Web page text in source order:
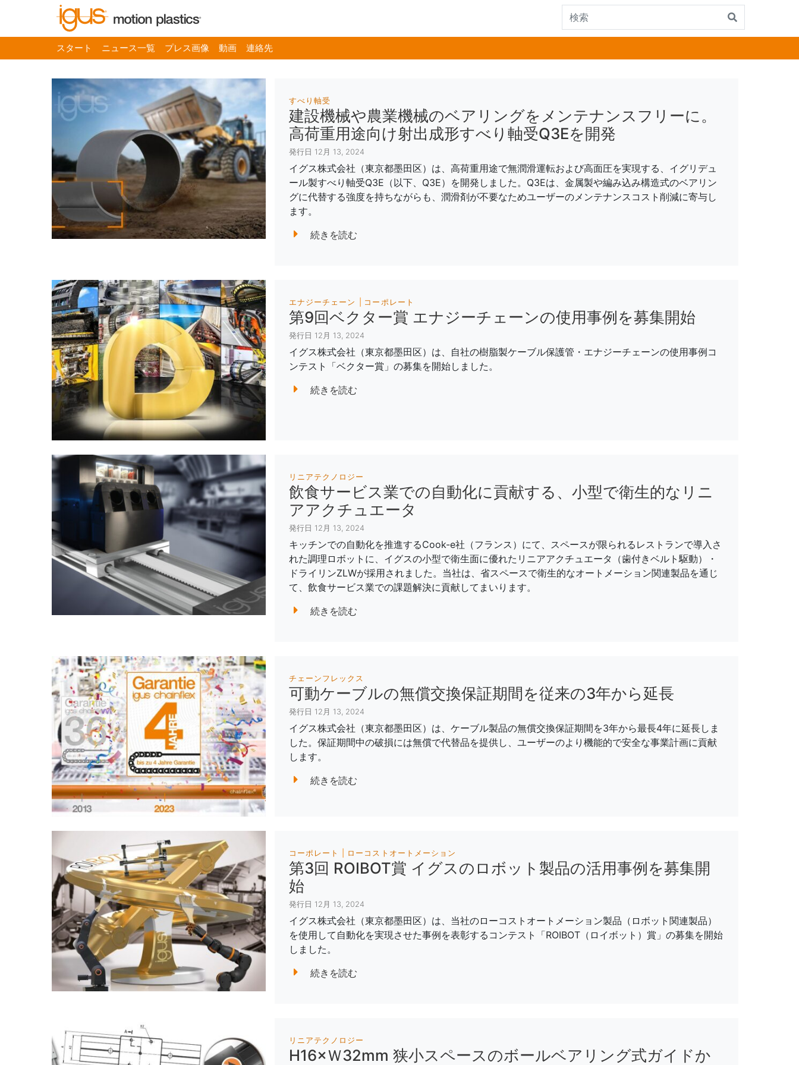
スタート ニュース一覧 プレス画像 動画 連絡先
すべり軸受
建設機械や農業機械のベアリングをメンテナンスフリーに。
高荷重用途向け射出成形すべり軸受Q3Eを開発
発行日 12月 13, 2024
イグス株式会社（東京都墨田区）は、高荷重用途で無潤滑運転および高面圧を実現する、イグリデュ
ール製すべり軸受Q3E（以下、Q3E）を開発しました。Q3Eは、金属製や編み込み構造式のベアリン
グに代替する強度を持ちながらも、潤滑剤が不要なためユーザーのメンテナンスコスト削減に寄与し
ます。
続きを読む
エナジーチェーン コーポレート
第9回ベクター賞 エナジーチェーンの使用事例を募集開始
発行日 12月 13, 2024
イグス株式会社（東京都墨田区）は、自社の樹脂製ケーブル保護管・エナジーチェーンの使用事例コ
ンテスト「ベクター賞」の募集を開始しました。
続きを読む
リニアテクノロジー
飲食サービス業での自動化に貢献する、小型で衛生的なリニ
アアクチュエータ
発行日 12月 13, 2024
キッチンでの自動化を推進するCook-e社（フランス）にて、スペースが限られるレストランで導入さ
れた調理ロボットに、イグスの小型で衛生面に優れたリニアアクチュエータ（歯付きベルト駆動）・
ドライリンZLWが採用されました。当社は、省スペースで衛生的なオートメーション関連製品を通じ
て、飲食サービス業での課題解決に貢献してまいります。
続きを読む
チェーンフレックス
可動ケーブルの無償交換保証期間を従来の3年から延長
発行日 12月 13, 2024
イグス株式会社（東京都墨田区）は、ケーブル製品の無償交換保証期間を3年から最長4年に延長しま
した。保証期間中の破損には無償で代替品を提供し、ユーザーのより機能的で安全な事業計画に貢献
します。
続きを読む
コーポレート ローコストオートメーション
第3回 ROIBOT賞 イグスのロボット製品の活用事例を募集開
始
発行日 12月 13, 2024
イグス株式会社（東京都墨田区）は、当社のローコストオートメーション製品（ロボット関連製品）
を使用して自動化を実現させた事例を表彰するコンテスト「ROIBOT（ロイボット）賞」の募集を開始
しました。
続きを読む
リニアテクノロジー
H16×Ｗ32mm 狭小スペースのボールベアリング式ガイドか